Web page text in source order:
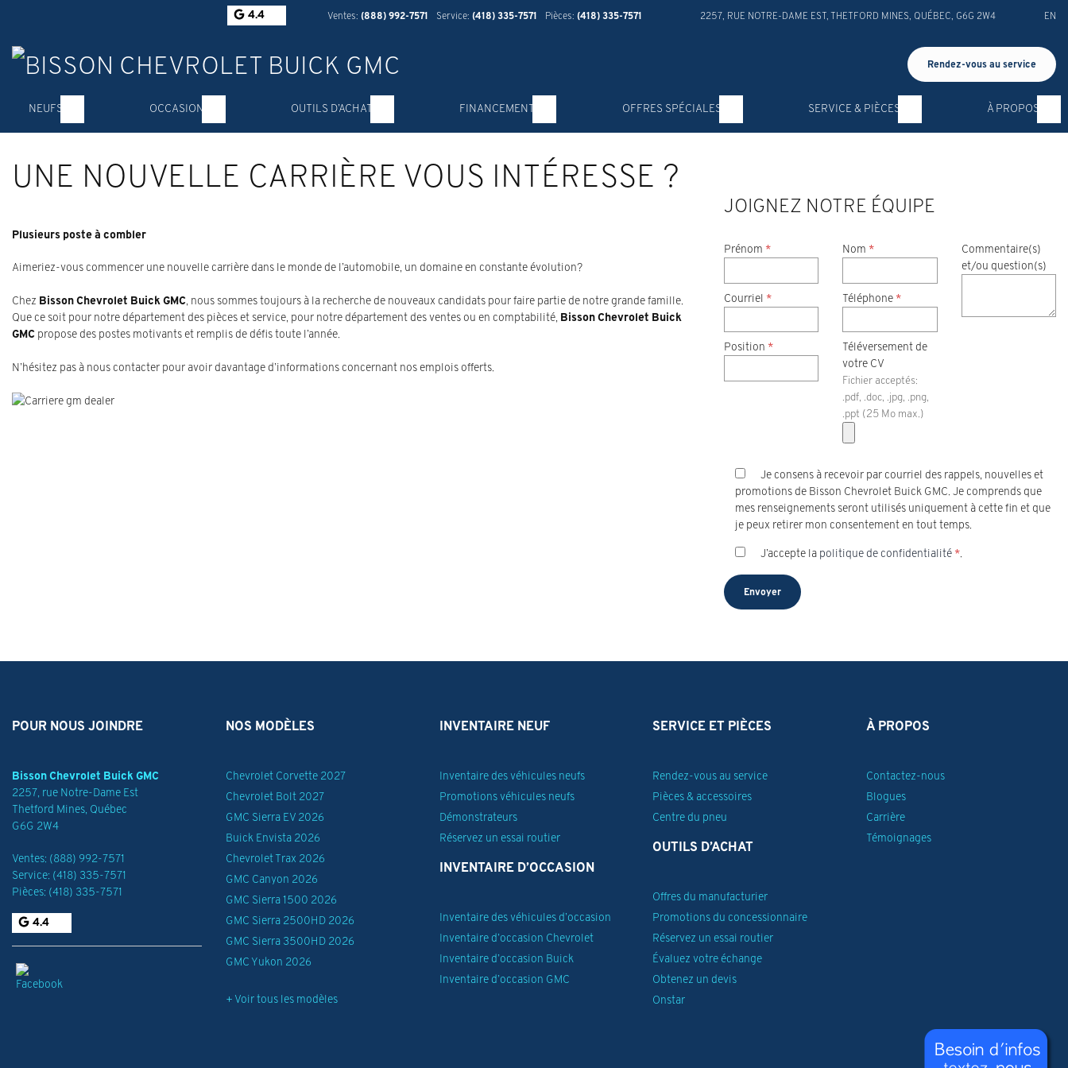
4.4 Ventes: (888) 992-7571 Service: (418) 335-7571 Pièces: (418) 335-7571 2257, RUE NOTRE-DAME EST THETFORD MINES QUÉBEC G6G 2W4 EN
Rendez-vous au service
NEUFS OCCASION OUTILS D’ACHAT FINANCEMENT OFFRES SPÉCIALES SERVICE & PIÈCES À PROPOS
UNE NOUVELLE CARRIÈRE VOUS INTÉRESSE ?
Plusieurs poste à combler
Aimeriez-vous commencer une nouvelle carrière dans le monde de l’automobile, un domaine en constante évolution?
Chez Bisson Chevrolet Buick GMC, nous sommes toujours à la recherche de nouveaux candidats pour faire partie de notre grande famille.
Que ce soit pour notre département des pièces et service, pour notre département des ventes ou en comptabilité, Bisson Chevrolet Buick
GMC propose des postes motivants et remplis de défis toute l’année.
N’hésitez pas à nous contacter pour avoir davantage d’informations concernant nos emplois offerts.
JOIGNEZ NOTRE ÉQUIPE
Prénom * Nom *
Courriel * Téléphone *
Position *
Téléversement de
votre CV
Fichier acceptés:
.pdf, .doc, .jpg, .png,
.ppt (25 Mo max.)
Commentaire(s)
et/ou question(s)
Je consens à recevoir par courriel des rappels, nouvelles et
promotions de Bisson Chevrolet Buick GMC. Je comprends que
mes renseignements seront utilisés uniquement à cette fin et que
je peux retirer mon consentement en tout temps.
J’accepte la politique de confidentialité *.
POUR NOUS JOINDRE
Bisson Chevrolet Buick GMC
2257, rue Notre-Dame Est
Thetford Mines, Québec
G6G 2W4
Ventes: (888) 992-7571
Service: (418) 335-7571
Pièces: (418) 335-7571
4.4
NOS MODÈLES
Chevrolet Corvette 2027
Chevrolet Bolt 2027
GMC Sierra EV 2026
Buick Envista 2026
Chevrolet Trax 2026
GMC Canyon 2026
GMC Sierra 1500 2026
GMC Sierra 2500HD 2026
GMC Sierra 3500HD 2026
GMC Yukon 2026
+ Voir tous les modèles
INVENTAIRE NEUF
Inventaire des véhicules neufs
Promotions véhicules neufs
Démonstrateurs
Réservez un essai routier
INVENTAIRE D’OCCASION
Inventaire des véhicules d’occasion
Inventaire d’occasion Chevrolet
Inventaire d’occasion Buick
Inventaire d’occasion GMC
SERVICE ET PIÈCES
Rendez-vous au service
Pièces & accessoires
Centre du pneu
OUTILS D’ACHAT
Offres du manufacturier
Promotions du concessionnaire
Réservez un essai routier
Évaluez votre échange
Obtenez un devis
Onstar
À PROPOS
Contactez-nous
Blogues
Carrière
Témoignages